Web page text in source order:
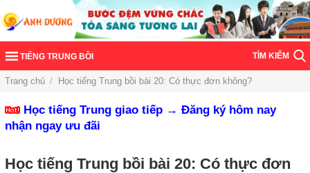
TIẾNG TRUNG BỒI TÌM KIẾM
Trang chủ / Học tiếng Trung bồi bài 20: Có thực đơn không?
Học tiếng Trung giao tiếp → Đăng ký hôm nay
nhận ngay ưu đãi
Học tiếng Trung bồi bài 20: Có thực đơn